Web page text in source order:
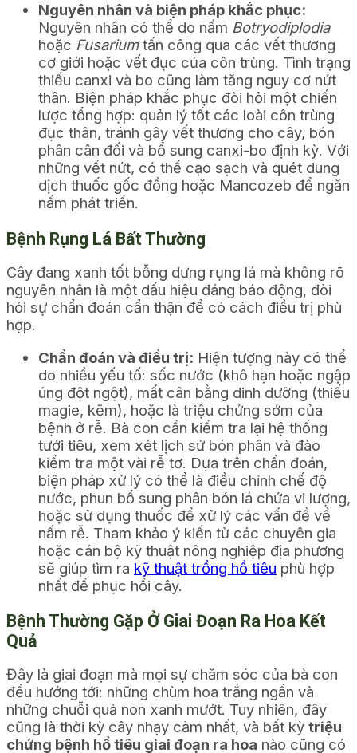
Nguyên nhân và biện pháp khắc phục:
Nguyên nhân có thể do nấm Botryodiplodia
hoặc Fusariumtấn công qua các vết thương
cơ giới hoặc vết đục của côn trùng. Tình trạng
thiếu canxi và bo cũng làm tăng nguy cơ nứt
thân. Biện pháp khắc phục đòi hỏi một chiến
lược tổng hợp: quản lý tốt các loài côn trùng
đục thân, tránh gây vết thương cho cây, bón
phân cân đối và bổ sung canxi-bo định kỳ. Với
những vết nứt, có thể cạo sạch và quét dung
dịch thuốc gốc đồng hoặc Mancozeb để ngăn
nấm phát triển.
Bệnh Rụng Lá Bất Thường
Cây đang xanh tốt bỗng dưng rụng lá mà không rõ
nguyên nhân là một dấu hiệu đáng báo động, đòi
hỏi sự chẩn đoán cẩn thận để có cách điều trị phù
hợp.
Chẩn đoán và điều trị: Hiện tượng này có thể
do nhiều yếu tố: sốc nước (khô hạn hoặc ngập
úng đột ngột), mất cân bằng dinh dưỡng (thiếu
magie, kẽm), hoặc là triệu chứng sớm của
bệnh ở rễ. Bà con cần kiểm tra lại hệ thống
tưới tiêu, xem xét lịch sử bón phân và đào
kiểm tra một vài rễ tơ. Dựa trên chẩn đoán,
biện pháp xử lý có thể là điều chỉnh chế độ
nước, phun bổ sung phân bón lá chứa vi lượng,
hoặc sử dụng thuốc để xử lý các vấn đề về
nấm rễ. Tham khảo ý kiến từ các chuyên gia
hoặc cán bộ kỹ thuật nông nghiệp địa phương
sẽ giúp tìm ra kỹ thuật trồng hồ tiêu phù hợp
nhất để phục hồi cây.
Bệnh Thường Gặp Ở Giai Đoạn Ra Hoa Kết
Quả
Đây là giai đoạn mà mọi sự chăm sóc của bà con
đều hướng tới: những chùm hoa trắng ngần và
những chuỗi quả non xanh mướt. Tuy nhiên, đây
cũng là thời kỳ cây nhạy cảm nhất, và bất kỳ triệu
chứng bệnh hồ tiêu giai đoạn ra hoa nào cũng có